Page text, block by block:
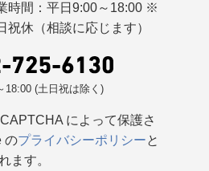
時間：平日9:00～18:00 ※
祝休（相談に応じます）
18:00 (土日祝は除く)
によって保護さ
のプライバシーポリシーと
ます。